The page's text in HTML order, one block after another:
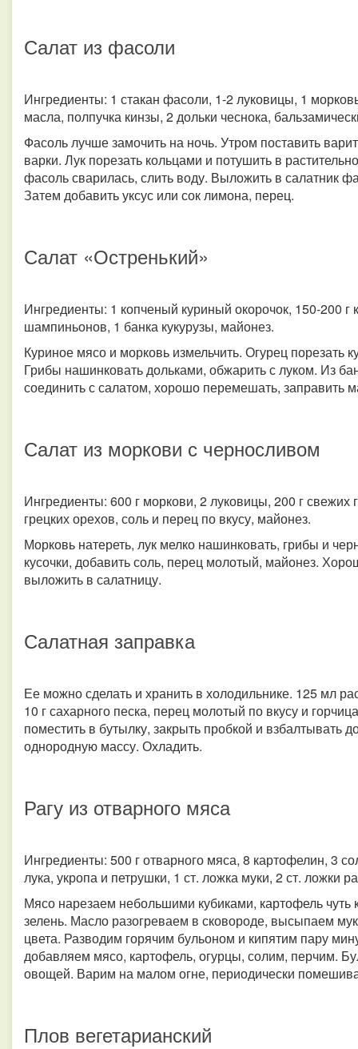
Салат из фасоли
Ингредиенты: 1 стакан фасоли, 1-2 луковицы, 1
масла, полпучка кинзы, 2 дольки чеснока,
Фасоль лучше замочить на ночь. Утром поставить
варки. Лук порезать кольцами и потушить в
фасоль сварилась, слить воду. Выложить в салатник
Затем добавить уксус или сок лимона, перец.
Салат «Остренький»
Ингредиенты: 1 копченый куриный окорочок, 150-200 г
шампиньонов, 1 банка кукурузы, майонез.
Куриное мясо и морковь измельчить. Огурец порезать
Грибы нашинковать дольками, обжарить с луком. Из
соединить с салатом, хорошо перемешать, заправить
Салат из моркови с черносливом
Ингредиенты: 600 г моркови, 2 луковицы, 200 г свежих
грецких орехов, соль и перец по вкусу, майонез.
Морковь натереть, лук мелко нашинковать, грибы и
кусочки, добавить соль, перец молотый, майонез.
выложить в салатницу.
Салатная заправка
Ее можно сделать и хранить в холодильнике. 125 мл
10 г сахарного песка, перец молотый по вкусу и
поместить в бутылку, закрыть пробкой и взбалтывать
однородную массу. Охладить.
Рагу из отварного мяса
Ингредиенты: 500 г отварного мяса, 8 картофелин, 3
лука, укропа и петрушки, 1 ст. ложка муки, 2 ст. ложки
Мясо нарезаем небольшими кубиками, картофель
зелень. Масло разогреваем в сковороде, высыпаем
цвета. Разводим горячим бульоном и кипятим пару
добавляем мясо, картофель, огурцы, солим, перчим.
овощей. Варим на малом огне, периодически
Плов вегетарианский